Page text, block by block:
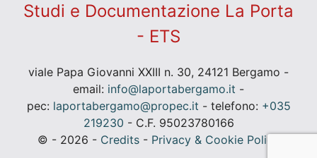
Studi e Documentazione La Porta
- ETS
viale Papa Giovanni XXIII n. 30, 24121 Bergamo -
email: info@laportabergamo.it -
pec: laportabergamo@propec.it - telefono: +035
219230 - C.F. 95023780166
© - 2026 - Credits - Privacy & Cookie Policy